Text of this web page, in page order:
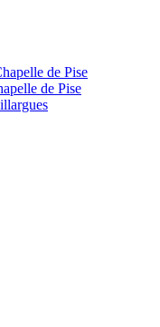
de Pise
de Pise